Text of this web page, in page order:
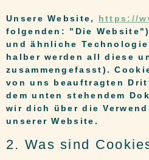
Unsere Website, https://
folgenden: "Die
und ähnliche
halber werden all diese
zusammengefasst).
von uns beauftragten
dem unten stehendem
wir dich über die
unserer Website.
2. Was sind